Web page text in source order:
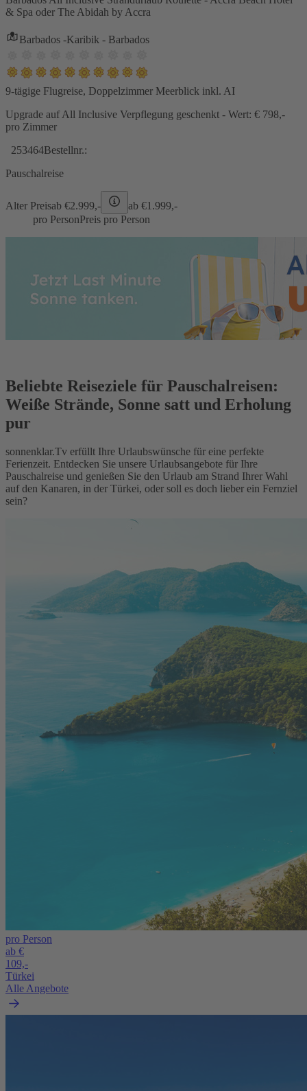
& Spa oder The Abidah by Accra
Barbados -Karibik - Barbados
9-tägige Flugreise, Doppelzimmer Meerblick inkl. AI
Upgrade auf All Inclusive Verpflegung geschenkt - Wert: € 798,-
pro Zimmer
253464Bestellnr.:
Pauschalreise
Alter Preisab €2.999,- ab €1.999,-
pro PersonPreis pro Person
Beliebte Reiseziele für Pauschalreisen:
Weiße Strände, Sonne satt und Erholung
pur
sonnenklar.Tv erfüllt Ihre Urlaubswünsche für eine perfekte
Ferienzeit. Entdecken Sie unsere Urlaubsangebote für Ihre
Pauschalreise und genießen Sie den Urlaub am Strand Ihrer Wahl
auf den Kanaren, in der Türkei, oder soll es doch lieber ein Fernziel
sein?
pro Person
ab €
109,-
Türkei
Alle Angebote